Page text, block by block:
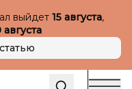
выйдет 15 августа,
августа